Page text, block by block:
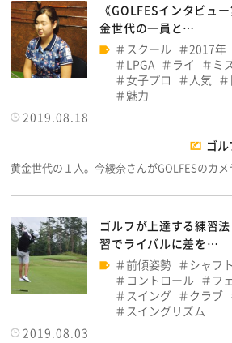
《GOLFESインタビ
金世代の一員と…
スクール
2017年
LPGA
ライ ミ
女子プロ
人気
魅力
2019.08.18
ゴ
黄金世代の１人。今綾奈さんがGOLFESのカ
ゴルフが上達する練習
習でライバルに差を…
前傾姿勢
シャフト
コントロール
フ
スイング
クラブ
スイングリズム
2019.08.03